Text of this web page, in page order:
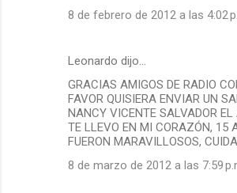
8 de febrero de 2012 a las 4:02
Leonardo dijo…
GRACIAS AMIGOS DE RADIO
FAVOR QUISIERA ENVIAR UN
NANCY VICENTE SALVADOR
TE LLEVO EN MI CORAZÓN, 15
FUERON MARAVILLOSOS,
8 de marzo de 2012 a las 7:59